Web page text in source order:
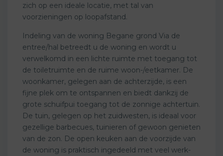
zich op een ideale locatie, met tal van
voorzieningen op loopafstand.
Indeling van de woning Begane grond Via de
entree/hal betreedt u de woning en wordt u
verwelkomd in een lichte ruimte met toegang tot
de toiletruimte en de ruime woon-/eetkamer. De
woonkamer, gelegen aan de achterzijde, is een
fijne plek om te ontspannen en biedt dankzij de
grote schuifpui toegang tot de zonnige achtertuin.
De tuin, gelegen op het zuidwesten, is ideaal voor
gezellige barbecues, tuinieren of gewoon genieten
van de zon. De open keuken aan de voorzijde van
de woning is praktisch ingedeeld met veel werk-